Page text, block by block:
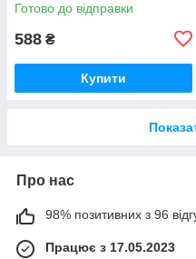
Готово до відправки
588 ₴
Купити
Про нас
98% позитивних з 96
Працює з 17.05.2023